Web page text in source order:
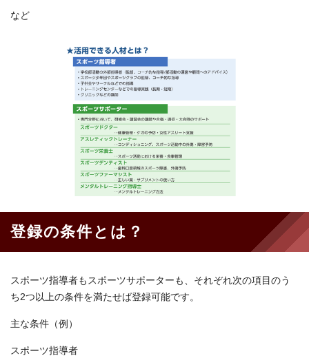
など
登録の条件とは？
スポーツ指導者もスポーツサポーターも、それぞれ次の項目のう
ち2つ以上の条件を満たせば登録可能です。
主な条件（例）
スポーツ指導者